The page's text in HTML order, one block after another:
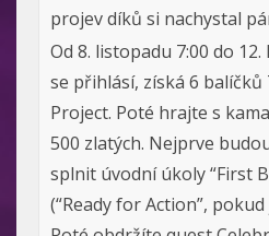
projev díků si nachystal
Od 8. listopadu 7:00 do
se přihlásí, získá 6
Project. Poté hrajte s
500 zlatých. Nejprve
splnit úvodní úkoly “First
(“Ready for Action”,